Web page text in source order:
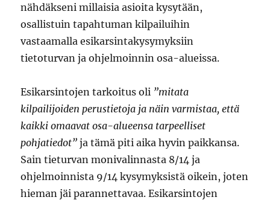
nähdäkseni millaisia asioita kysytään,
osallistuin tapahtuman kilpailuihin
vastaamalla esikarsintakysymyksiin
tietoturvan ja ohjelmoinnin osa-alueissa.
Esikarsintojen tarkoitus oli ”mitata
kilpailijoiden perustietoja ja näin varmistaa, että
kaikki omaavat osa-alueensa tarpeelliset
pohjatiedot” ja tämä piti aika hyvin paikkansa.
Sain tieturvan monivalinnasta 8/14 ja
ohjelmoinnista 9/14 kysymyksistä oikein, joten
hieman jäi parannettavaa. Esikarsintojen